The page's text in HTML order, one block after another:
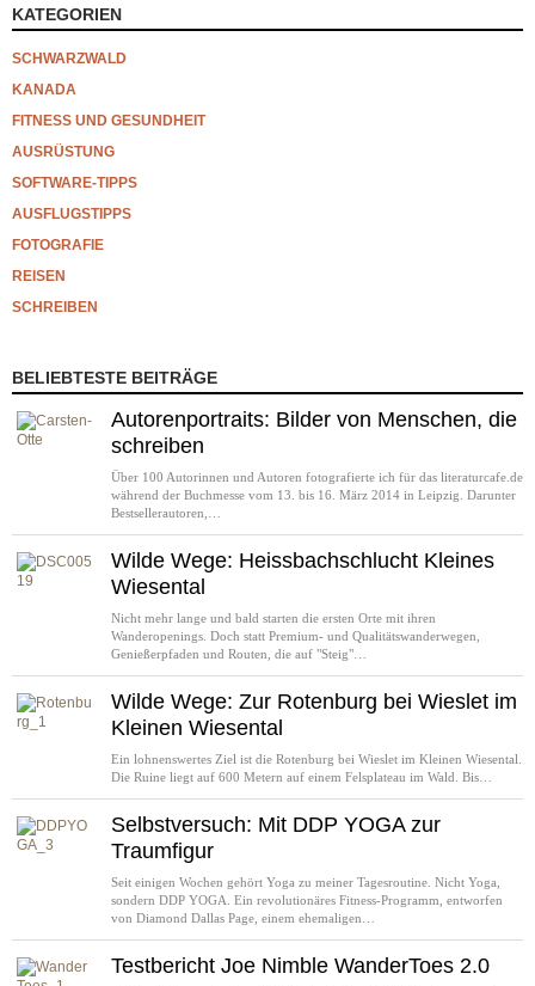
KATEGORIEN
SCHWARZWALD
KANADA
FITNESS UND GESUNDHEIT
AUSRÜSTUNG
SOFTWARE-TIPPS
AUSFLUGSTIPPS
FOTOGRAFIE
REISEN
SCHREIBEN
BELIEBTESTE BEITRÄGE
Autorenportraits: Bilder von Menschen, die
schreiben
Über 100 Autorinnen und Autoren fotografierte ich für das literaturcafe.de
während der Buchmesse vom 13. bis 16. März 2014 in Leipzig. Darunter
Bestsellerautoren,…
Wilde Wege: Heissbachschlucht Kleines
Wiesental
Nicht mehr lange und bald starten die ersten Orte mit ihren
Wanderopenings. Doch statt Premium- und Qualitätswanderwegen,
Genießerpfaden und Routen, die auf "Steig"…
Wilde Wege: Zur Rotenburg bei Wieslet im
Kleinen Wiesental
Ein lohnenswertes Ziel ist die Rotenburg bei Wieslet im Kleinen Wiesental.
Die Ruine liegt auf 600 Metern auf einem Felsplateau im Wald. Bis…
Selbstversuch: Mit DDP YOGA zur
Traumfigur
Seit einigen Wochen gehört Yoga zu meiner Tagesroutine. Nicht Yoga,
sondern DDP YOGA. Ein revolutionäres Fitness-Programm, entworfen
von Diamond Dallas Page, einem ehemaligen…
Testbericht Joe Nimble WanderToes 2.0